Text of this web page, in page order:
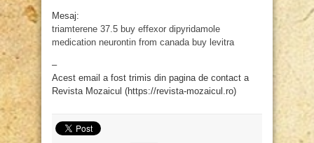
Mesaj:
triamterene 37.5 buy effexor dipyridamole
medication neurontin from canada buy levitra
–
Acest email a fost trimis din pagina de contact a
Revista Mozaicul (https://revista-mozaicul.ro)